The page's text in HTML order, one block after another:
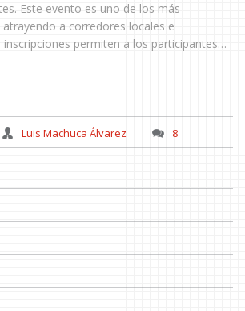
Este evento es uno de los más
a corredores locales e
permiten a los participantes
esta experiencia deportiva única. Más
rutas y requisitos se anunciarán
Luis Machuca Álvarez 8